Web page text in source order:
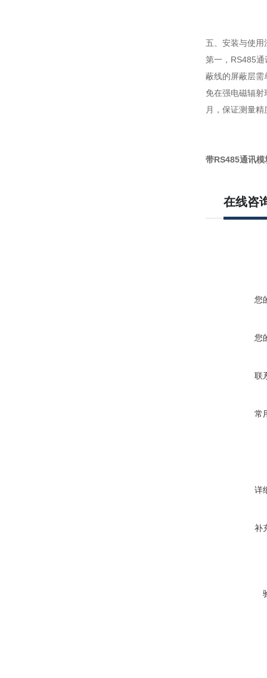
五、安装与使用
第一，RS485
蔽线的屏蔽层需
免在强电磁辐射
月，保证测量精
带RS485通讯
在线咨
您
您
联
常
详
补